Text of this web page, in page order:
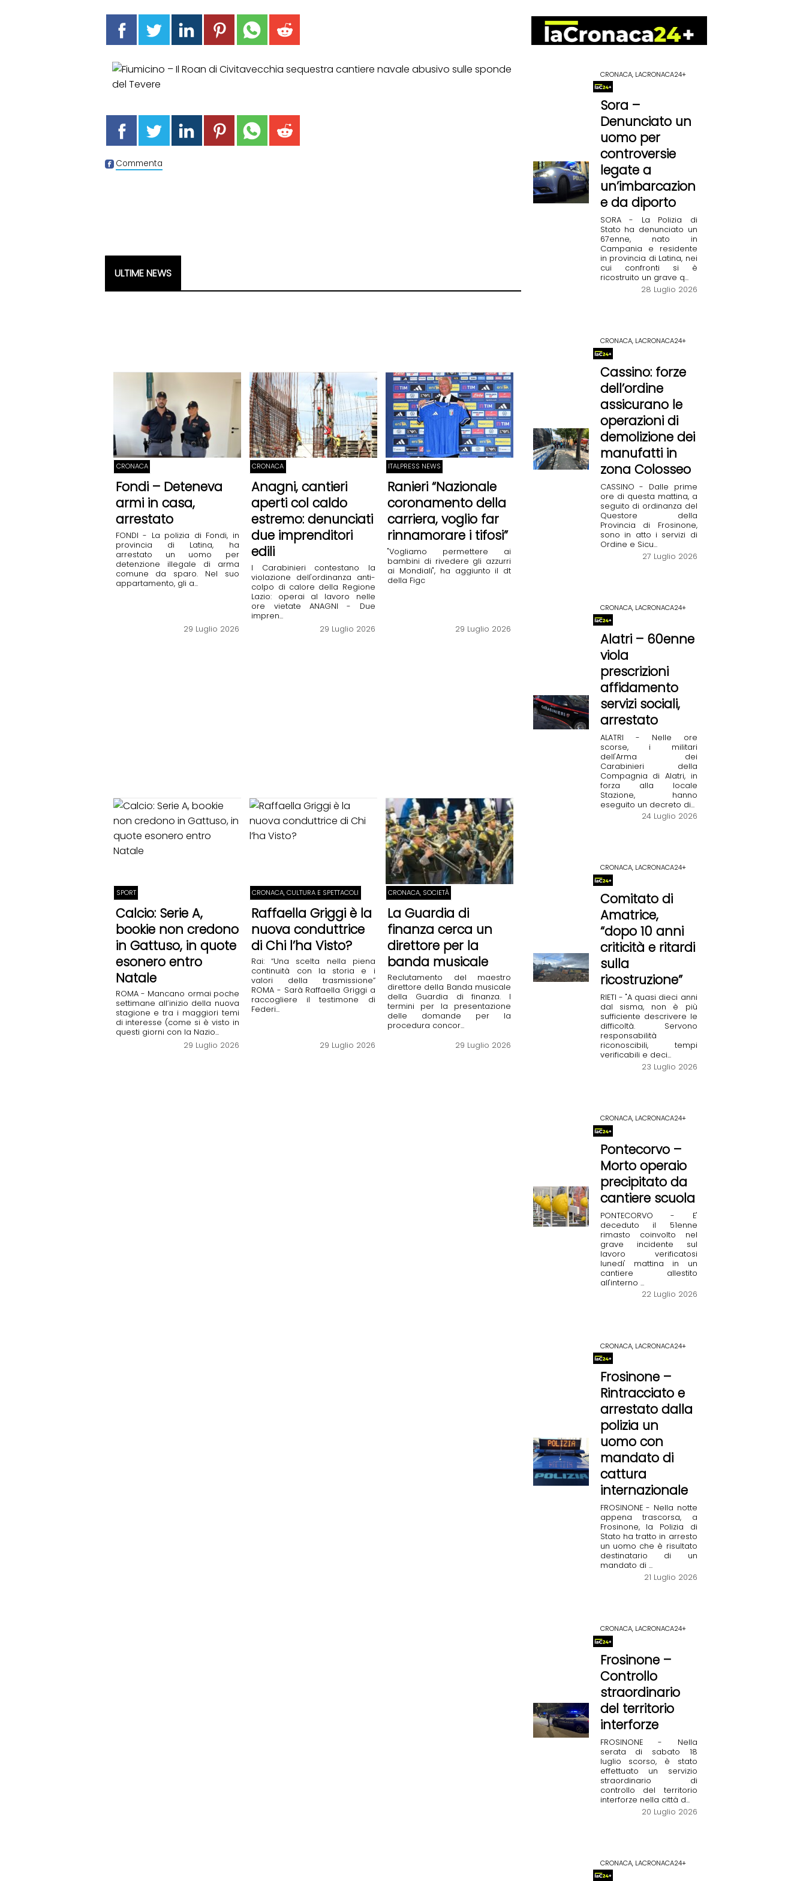
Commenta
ULTIME NEWS
CRONACA
Fondi – Deteneva
armi in casa,
arrestato
FONDI - La polizia di Fondi, in
provincia di Latina, ha
arrestato un uomo per
detenzione illegale di arma
comune da sparo. Nel suo
appartamento, gli a...
29 Luglio 2026
CRONACA
Anagni, cantieri
aperti col caldo
estremo: denunciati
due imprenditori
edili
I Carabinieri contestano la
violazione dell'ordinanza anti-
colpo di calore della Regione
Lazio: operai al lavoro nelle
ore vietate ANAGNI - Due
impren...
29 Luglio 2026
ITALPRESS NEWS
Ranieri “Nazionale
coronamento della
carriera, voglio far
rinnamorare i tifosi”
"Vogliamo permettere ai
bambini di rivedere gli azzurri
ai Mondiali", ha aggiunto il dt
della Figc
29 Luglio 2026
SPORT
Calcio: Serie A,
bookie non credono
in Gattuso, in quote
esonero entro
Natale
ROMA - Mancano ormai poche
settimane all’inizio della nuova
stagione e tra i maggiori temi
di interesse (come si è visto in
questi giorni con la Nazio...
29 Luglio 2026
CRONACA, CULTURA E SPETTACOLI
Raffaella Griggi è la
nuova conduttrice
di Chi l’ha Visto?
Rai: “Una scelta nella piena
continuità con la storia e i
valori della trasmissione”
ROMA - Sarà Raffaella Griggi a
raccogliere il testimone di
Federi...
29 Luglio 2026
CRONACA, SOCIETÀ
La Guardia di
finanza cerca un
direttore per la
banda musicale
Reclutamento del maestro
direttore della Banda musicale
della Guardia di finanza. I
termini per la presentazione
delle domande per la
procedura concor...
29 Luglio 2026
CRONACA, LACRONACA24+
Sora –
Denunciato un
uomo per
controversie
legate a
un’imbarcazion
e da diporto
SORA - La Polizia di
Stato ha denunciato un
67enne, nato in
Campania e residente
in provincia di Latina, nei
cui confronti si è
ricostruito un grave q...
28 Luglio 2026
CRONACA, LACRONACA24+
Cassino: forze
dell’ordine
assicurano le
operazioni di
demolizione dei
manufatti in
zona Colosseo
CASSINO - Dalle prime
ore di questa mattina, a
seguito di ordinanza del
Questore della
Provincia di Frosinone,
sono in atto i servizi di
Ordine e Sicu...
27 Luglio 2026
CRONACA, LACRONACA24+
Alatri – 60enne
viola
prescrizioni
affidamento
servizi sociali,
arrestato
ALATRI - Nelle ore
scorse, i militari
dell'Arma dei
Carabinieri della
Compagnia di Alatri, in
forza alla locale
Stazione, hanno
eseguito un decreto di...
24 Luglio 2026
CRONACA, LACRONACA24+
Comitato di
Amatrice,
“dopo 10 anni
criticità e ritardi
sulla
ricostruzione”
RIETI - "A quasi dieci anni
dal sisma, non è più
sufficiente descrivere le
difficoltà. Servono
responsabilità
riconoscibili, tempi
verificabili e deci...
23 Luglio 2026
CRONACA, LACRONACA24+
Pontecorvo –
Morto operaio
precipitato da
cantiere scuola
PONTECORVO - E'
deceduto il 51enne
rimasto coinvolto nel
grave incidente sul
lavoro verificatosi
lunedi' mattina in un
cantiere allestito
all'interno ...
22 Luglio 2026
CRONACA, LACRONACA24+
Frosinone –
Rintracciato e
arrestato dalla
polizia un
uomo con
mandato di
cattura
internazionale
FROSINONE - Nella notte
appena trascorsa, a
Frosinone, la Polizia di
Stato ha tratto in arresto
un uomo che è risultato
destinatario di un
mandato di ...
21 Luglio 2026
CRONACA, LACRONACA24+
Frosinone –
Controllo
straordinario
del territorio
interforze
FROSINONE - Nella
serata di sabato 18
luglio scorso, è stato
effettuato un servizio
straordinario di
controllo del territorio
interforze nella città d...
20 Luglio 2026
CRONACA, LACRONACA24+